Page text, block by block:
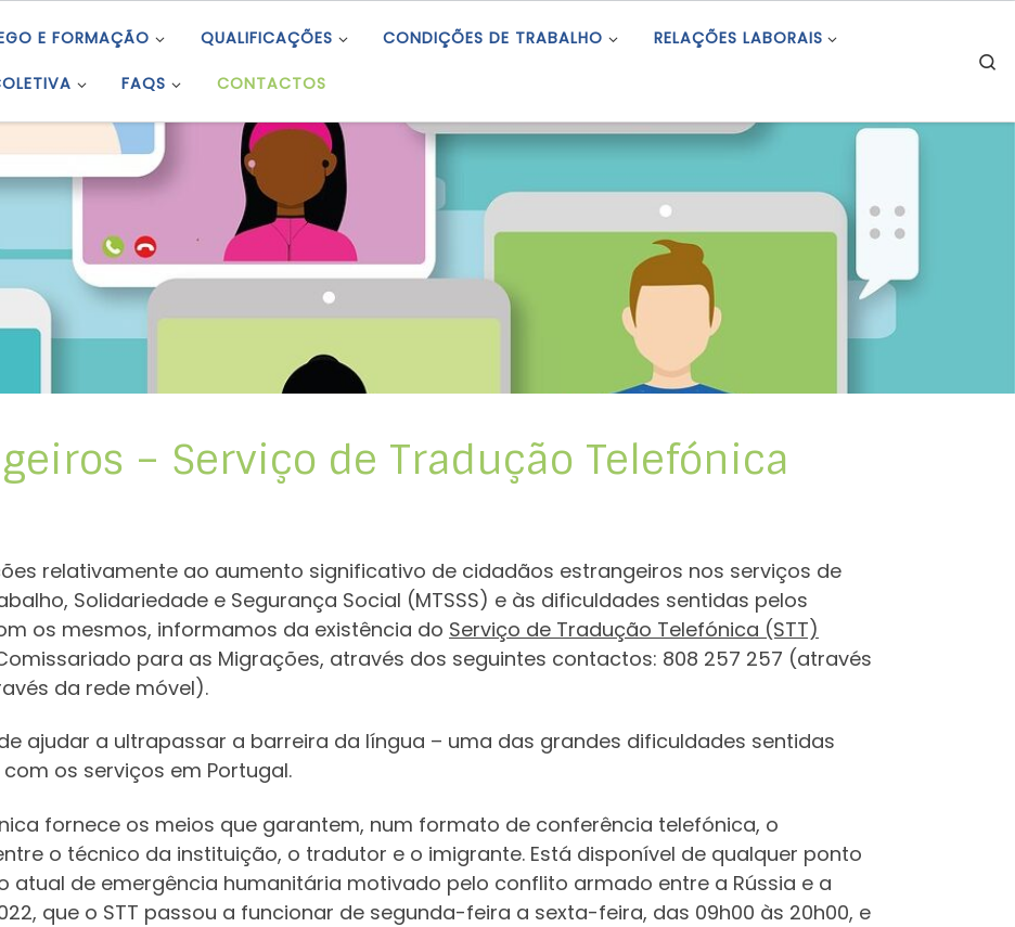
E FORMAÇÃO QUALIFICAÇÕES CONDIÇÕES DE TRABALHO RELAÇÕES LABORAIS
FAQS CONTACTOS
– Serviço de Tradução Telefónica
relativamente ao aumento significativo de cidadãos estrangeiros nos serviços de
Solidariedade e Segurança Social (MTSSS) e às dificuldades sentidas pelos
os mesmos, informamos da existência do Serviço de Tradução Telefónica (STT)
para as Migrações, através dos seguintes contactos: 808 257 257 (através
da rede móvel).
ajudar a ultrapassar a barreira da língua – uma das grandes dificuldades sentidas
os serviços em Portugal.
fornece os meios que garantem, num formato de conferência telefónica, o
o técnico da instituição, o tradutor e o imigrante. Está disponível de qualquer ponto
atual de emergência humanitária motivado pelo conflito armado entre a Rússia e a
que o STT passou a funcionar de segunda-feira a sexta-feira, das 09h00 às 20h00, e